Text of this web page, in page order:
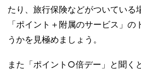
たり、旅行保険などがついている
「ポイント＋附属のサービス」
うかを見極めましょう。
また「ポイント○倍デー」と聞く